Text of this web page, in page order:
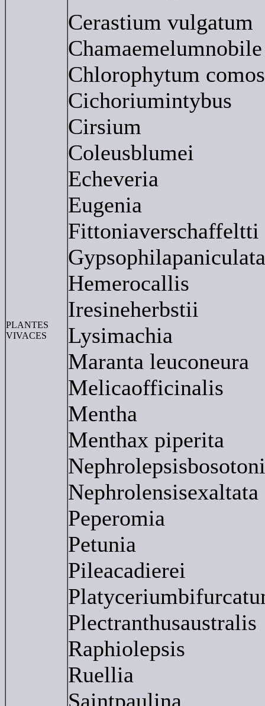
PLANTES
VIVACES
Cerastium vulgatum
Chamaemelumnobile
Chlorophytum
Cichoriumintybus
Cirsium
Coleusblumei
Echeveria
Eugenia
Fittoniaverschaffeltti
Gypsophilapaniculata
Hemerocallis
Iresineherbstii
Lysimachia
Maranta leuconeura
Melicaofficinalis
Mentha
Menthax piperita
Nephrolensisexaltata
Peperomia
Petunia
Pileacadierei
Plectranthusaustralis
Raphiolepsis
Ruellia
Saintpaulina